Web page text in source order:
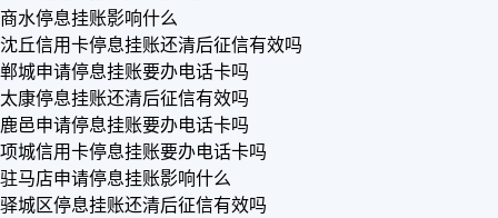
商水停息挂账影响什么
沈丘信用卡停息挂账还清后征信有效吗
郸城申请停息挂账要办电话卡吗
太康停息挂账还清后征信有效吗
鹿邑申请停息挂账要办电话卡吗
项城信用卡停息挂账要办电话卡吗
驻马店申请停息挂账影响什么
驿城区停息挂账还清后征信有效吗